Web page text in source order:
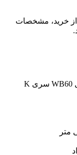
خرید، مشخصات
برس نرم شستشوی کارواش مدل WB60 سری K